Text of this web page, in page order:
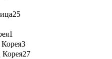
25
1
3
Корея27